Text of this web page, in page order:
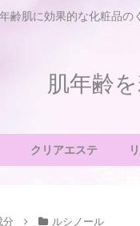
齢肌に効果的な化粧品
肌年齢
クリアエステ
分 ルシノール